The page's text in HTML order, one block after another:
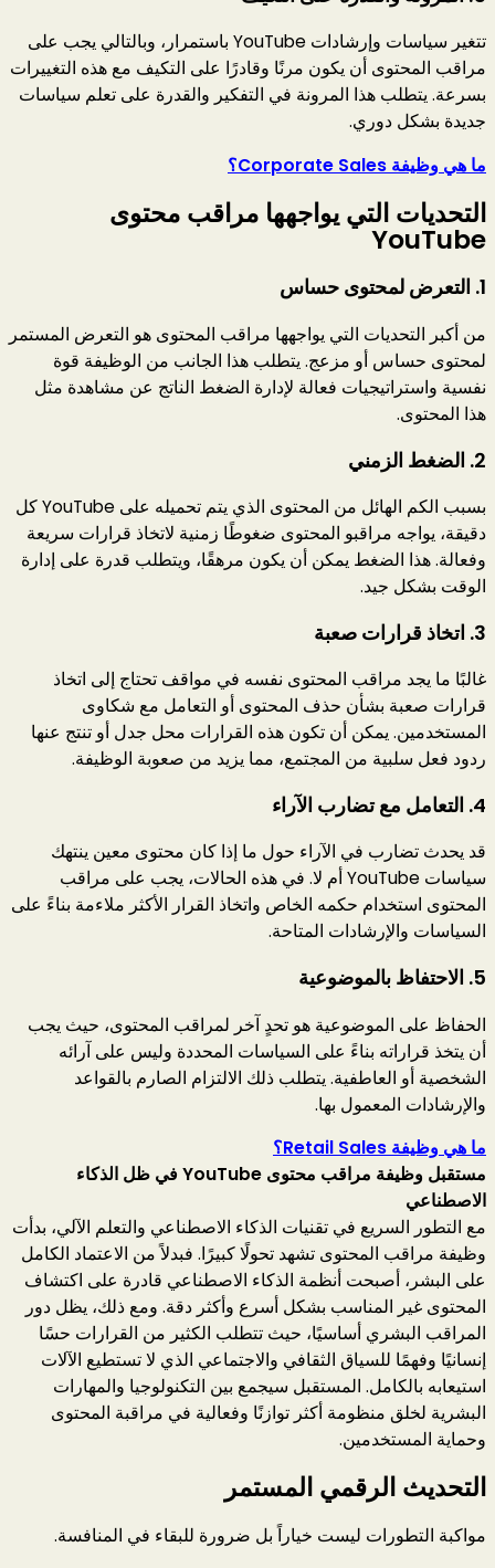
تتغير سياسات وإرشادات YouTube باستمرار، وبالتالي يجب على
مراقب المحتوى أن يكون مرنًا وقادرًا على التكيف مع هذه التغييرات
بسرعة. يتطلب هذا المرونة في التفكير والقدرة على تعلم سياسات
جديدة بشكل دوري.
ما هي وظيفة Corporate Sales؟
التحديات التي يواجهها مراقب محتوى
YouTube
1. التعرض لمحتوى حساس
من أكبر التحديات التي يواجهها مراقب المحتوى هو التعرض المستمر
لمحتوى حساس أو مزعج. يتطلب هذا الجانب من الوظيفة قوة
نفسية واستراتيجيات فعالة لإدارة الضغط الناتج عن مشاهدة مثل
هذا المحتوى.
2. الضغط الزمني
بسبب الكم الهائل من المحتوى الذي يتم تحميله على YouTube كل
دقيقة، يواجه مراقبو المحتوى ضغوطًا زمنية لاتخاذ قرارات سريعة
وفعالة. هذا الضغط يمكن أن يكون مرهقًا، ويتطلب قدرة على إدارة
الوقت بشكل جيد.
3. اتخاذ قرارات صعبة
غالبًا ما يجد مراقب المحتوى نفسه في مواقف تحتاج إلى اتخاذ
قرارات صعبة بشأن حذف المحتوى أو التعامل مع شكاوى
المستخدمين. يمكن أن تكون هذه القرارات محل جدل أو تنتج عنها
ردود فعل سلبية من المجتمع، مما يزيد من صعوبة الوظيفة.
4. التعامل مع تضارب الآراء
قد يحدث تضارب في الآراء حول ما إذا كان محتوى معين ينتهك
سياسات YouTube أم لا. في هذه الحالات، يجب على مراقب
المحتوى استخدام حكمه الخاص واتخاذ القرار الأكثر ملاءمة بناءً على
السياسات والإرشادات المتاحة.
5. الاحتفاظ بالموضوعية
الحفاظ على الموضوعية هو تحدٍ آخر لمراقب المحتوى، حيث يجب
أن يتخذ قراراته بناءً على السياسات المحددة وليس على آرائه
الشخصية أو العاطفية. يتطلب ذلك الالتزام الصارم بالقواعد
والإرشادات المعمول بها.
ما هي وظيفة Retail Sales؟
مستقبل وظيفة مراقب محتوى YouTube في ظل الذكاء
الاصطناعي
مع التطور السريع في تقنيات الذكاء الاصطناعي والتعلم الآلي، بدأت
وظيفة مراقب المحتوى تشهد تحولًا كبيرًا. فبدلاً من الاعتماد الكامل
على البشر، أصبحت أنظمة الذكاء الاصطناعي قادرة على اكتشاف
المحتوى غير المناسب بشكل أسرع وأكثر دقة. ومع ذلك، يظل دور
المراقب البشري أساسيًا، حيث تتطلب الكثير من القرارات حسًا
إنسانيًا وفهمًا للسياق الثقافي والاجتماعي الذي لا تستطيع الآلات
استيعابه بالكامل. المستقبل سيجمع بين التكنولوجيا والمهارات
البشرية لخلق منظومة أكثر توازنًا وفعالية في مراقبة المحتوى
وحماية المستخدمين.
التحديث الرقمي المستمر
مواكبة التطورات ليست خياراً بل ضرورة للبقاء في المنافسة.